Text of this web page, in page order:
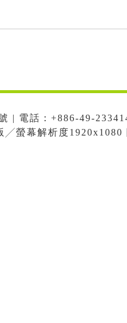
| 電話：+886-49-
╱螢幕解析度1920x1080